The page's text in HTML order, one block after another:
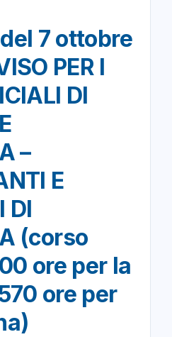
7 ottobre
PER I
DI
–
E
DI
(corso
ore per la
ore per